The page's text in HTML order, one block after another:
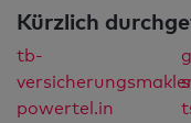
Kürzlich
tb-
powertel.in